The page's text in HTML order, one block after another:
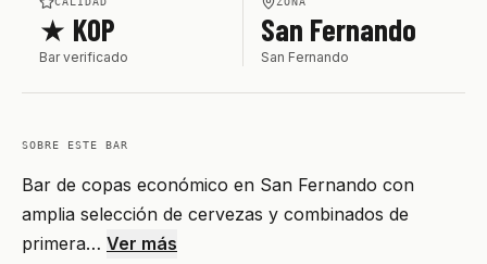
★ KOP
Bar verificado
San Fernando
San Fernando
SOBRE ESTE BAR
Bar de copas económico en San Fernando con
amplia selección de cervezas y combinados de
primera… Ver más